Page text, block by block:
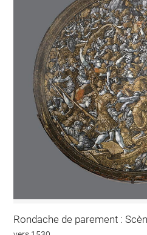
Rondache de parement :